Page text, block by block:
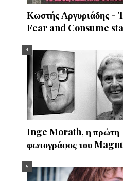
Κωστής Αργυριάδης -
Fear and Consume
Inge Morath, η πρώτη
φωτογράφος του